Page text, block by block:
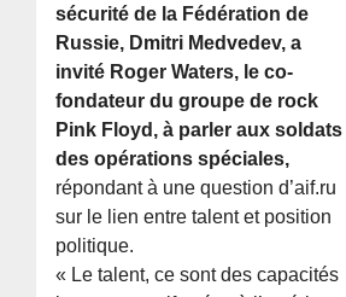
sécurité de la Fédération de
Russie, Dmitri Medvedev, a
invité Roger Waters, le co-
fondateur du groupe de rock
Pink Floyd, à parler aux soldats
des opérations spéciales,
répondant à une question d’aif.ru
sur le lien entre talent et position
politique.
« Le talent, ce sont des capacités